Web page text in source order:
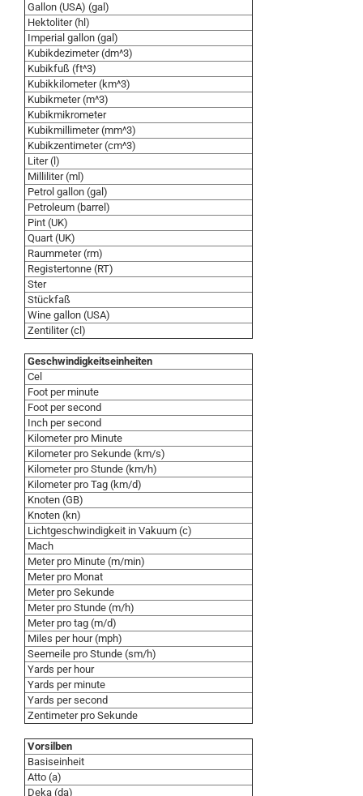
Gallon (USA) (gal)
Hektoliter (hl)
Imperial gallon (gal)
Kubikdezimeter (dm^3)
Kubikfuß (ft^3)
Kubikkilometer (km^3)
Kubikmeter (m^3)
Kubikmikrometer
Kubikmillimeter (mm^3)
Kubikzentimeter (cm^3)
Liter (l)
Milliliter (ml)
Petrol gallon (gal)
Petroleum (barrel)
Pint (UK)
Quart (UK)
Raummeter (rm)
Registertonne (RT)
Ster
Stückfaß
Wine gallon (USA)
Zentiliter (cl)
Geschwindigkeitseinheiten
Cel
Foot per minute
Foot per second
Inch per second
Kilometer pro Minute
Kilometer pro Sekunde (km/s)
Kilometer pro Stunde (km/h)
Kilometer pro Tag (km/d)
Knoten (GB)
Knoten (kn)
Lichtgeschwindigkeit in Vakuum (c)
Mach
Meter pro Minute (m/min)
Meter pro Monat
Meter pro Sekunde
Meter pro Stunde (m/h)
Meter pro tag (m/d)
Miles per hour (mph)
Seemeile pro Stunde (sm/h)
Yards per hour
Yards per minute
Yards per second
Zentimeter pro Sekunde
Vorsilben
Basiseinheit
Atto (a)
Deka (da)